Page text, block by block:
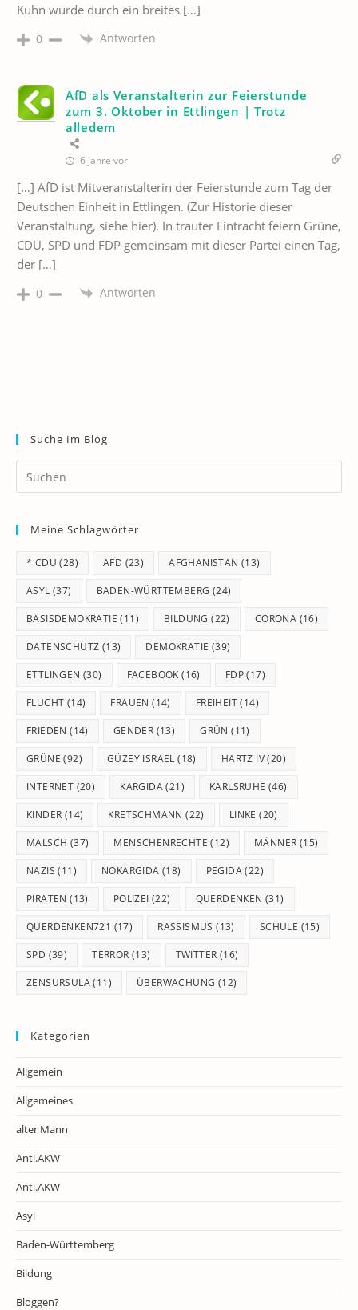
Kuhn wurde durch ein breites […]
0 Antworten
AfD als Veranstalterin zur Feierstunde
zum 3. Oktober in Ettlingen | Trotz
alledem
6 Jahre vor
[…] AfD ist Mitveranstalterin der Feierstunde zum Tag der
Deutschen Einheit in Ettlingen. (Zur Historie dieser
Veranstaltung, siehe hier). In trauter Eintracht feiern Grüne,
CDU, SPD und FDP gemeinsam mit dieser Partei einen Tag,
der […]
0 Antworten
Suche Im Blog
Meine Schlagwörter
* CDU (28) AFD (23) AFGHANISTAN (13)
ASYL (37) BADEN-WÜRTTEMBERG (24)
BASISDEMOKRATIE (11) BILDUNG (22) CORONA (16)
DATENSCHUTZ (13) DEMOKRATIE (39)
ETTLINGEN (30) FACEBOOK (16) FDP(17)
FLUCHT (14) FRAUEN (14) FREIHEIT(14)
FRIEDEN (14) GENDER (13) GRÜN (11)
GRÜNE (92) GÜZEY ISRAEL (18) HARTZ IV(20)
INTERNET (20) KARGIDA(21) KARLSRUHE (46)
KINDER (14) KRETSCHMANN (22) LINKE (20)
MALSCH (37) MENSCHENRECHTE (12) MÄNNER (15)
NAZIS (11) NOKARGIDA (18) PEGIDA(22)
PIRATEN (13) POLIZEI (22) QUERDENKEN (31)
QUERDENKEN721 (17) RASSISMUS (13) SCHULE (15)
SPD (39) TERROR (13) TWITTER (16)
ZENSURSULA(11) ÜBERWACHUNG (12)
Kategorien
Allgemein
Allgemeines
alter Mann
Anti.AKW
Anti.AKW
Asyl
Baden-Württemberg
Bildung
Bloggen?